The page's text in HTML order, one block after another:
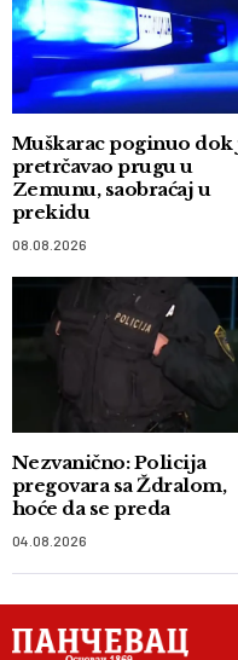
Muškarac poginuo dok
pretrčavao prugu u
Zemunu, saobraćaj u
prekidu
08.08.2026
Nezvanično: Policija
pregovara sa Ždralom,
hoće da se preda
04.08.2026